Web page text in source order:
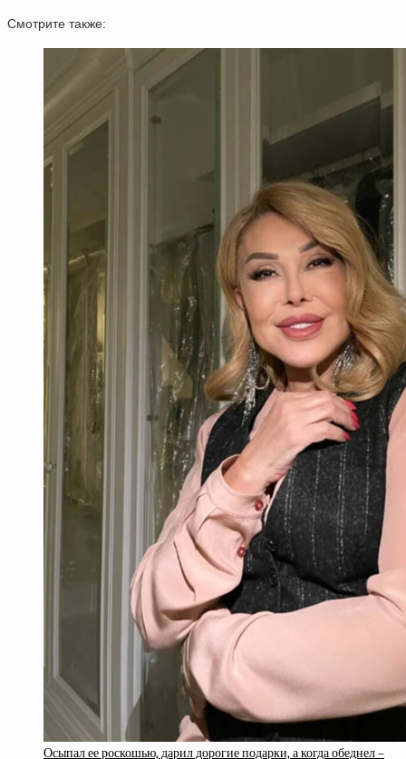
Смотрите также:
Осыпал ее роскошью, дарил дорогие подарки, а когда обеднел –